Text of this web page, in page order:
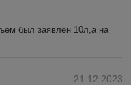
был заявлен 10л,а на
21.12.2023